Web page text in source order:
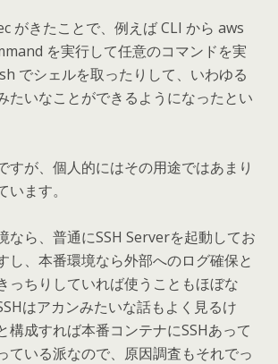
がきたことで、例えば CLI から aws
を実行して任意のコマンドを実
でシェルを取ったりして、いわゆる
たいなことができるようになったとい
すが、個人的にはその用途ではあまり
ます。
なら、普通にSSH Serverを起動してお
し、本番環境なら外部へのログ確保と
っちりしていれば使うこともほぼな
はアカンみたいな話もよく見るけ
構成すれば本番コンテナにSSHあって
ている派なので、原因調査もそれでっ